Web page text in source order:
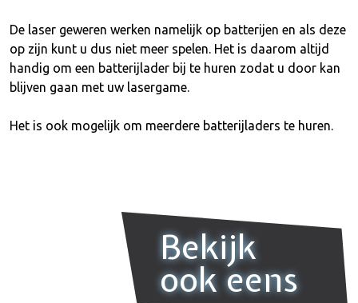
De laser geweren werken namelijk op batterijen en als deze
op zijn kunt u dus niet meer spelen. Het is daarom altijd
handig om een batterijlader bij te huren zodat u door kan
blijven gaan met uw lasergame.
Het is ook mogelijk om meerdere batterijladers te huren.
Bekijk
ook eens